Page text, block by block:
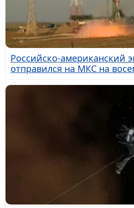
Российско-американский
отправился на МКС на